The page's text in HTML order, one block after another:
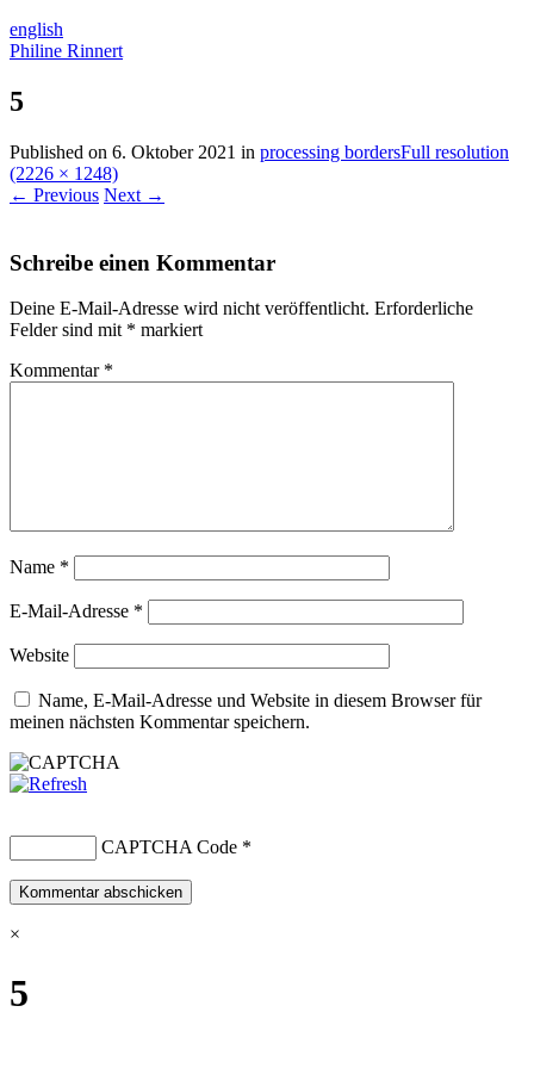
english
Philine Rinnert
5
Published on 6. Oktober 2021 in processing bordersFull resolution
(2226 × 1248)
← Previous Next →
Schreibe einen Kommentar
Deine E-Mail-Adresse wird nicht veröffentlicht. Erforderliche
Felder sind mit * markiert
Kommentar *
Name *
E-Mail-Adresse *
Website
Name, E-Mail-Adresse und Website in diesem Browser für
meinen nächsten Kommentar speichern.
CAPTCHA Code *
×
5